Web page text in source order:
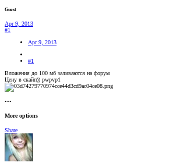
Guest
Apr 9, 2013
#1
Apr 9, 2013
#1
Вложения до 100 мб заливаются на форум
Цену в скайп)) pwpvp1
•••
More options
Share